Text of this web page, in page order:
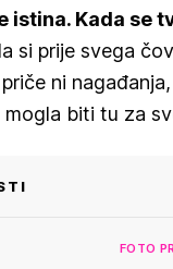
istina. Kada se
si prije svega
ni
biti tu za
FOTO